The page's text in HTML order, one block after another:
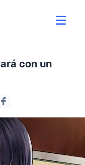
ver
con un
en twitter
compartir en